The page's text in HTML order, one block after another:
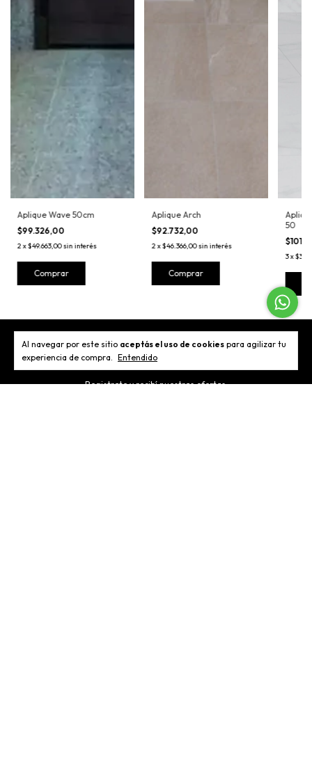
Al navegar por este sitio aceptás el uso de cookies para agilizar tu
experiencia de compra. Entendido
Aplique Wave 50cm
$99.326,00
2 x$49.663,00sin interés
Comprar
Aplique Arch
$92.732,00
2x$46.366,00sin interés
Comprar
50
3x
Newsletter
Registrate y recibí nuestras ofertas.